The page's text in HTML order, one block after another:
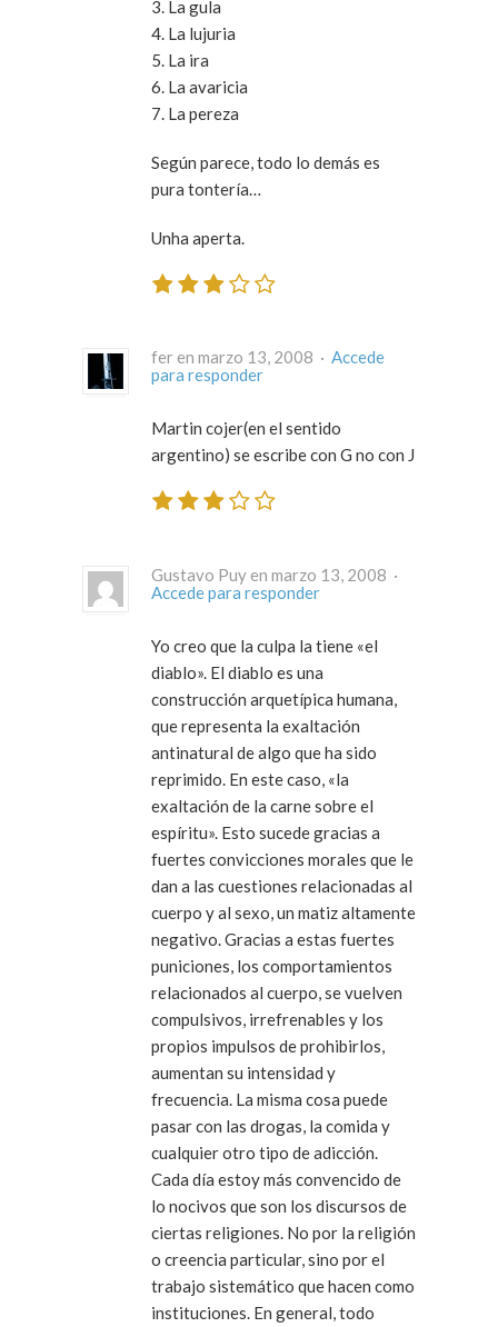
3. La gula
4. La lujuria
5. La ira
6. La avaricia
7. La pereza
Según parece, todo lo demás es
pura tontería…
Unha aperta.
fer en marzo 13, 2008 · Accede
para responder
Martin cojer(en el sentido
argentino) se escribe con G no con J
Gustavo Puy en marzo 13, 2008 ·
Accede para responder
Yo creo que la culpa la tiene «el
diablo». El diablo es una
construcción arquetípica humana,
que representa la exaltación
antinatural de algo que ha sido
reprimido. En este caso, «la
exaltación de la carne sobre el
espíritu». Esto sucede gracias a
fuertes convicciones morales que le
dan a las cuestiones relacionadas al
cuerpo y al sexo, un matiz altamente
negativo. Gracias a estas fuertes
puniciones, los comportamientos
relacionados al cuerpo, se vuelven
compulsivos, irrefrenables y los
propios impulsos de prohibirlos,
aumentan su intensidad y
frecuencia. La misma cosa puede
pasar con las drogas, la comida y
cualquier otro tipo de adicción.
Cada día estoy más convencido de
lo nocivos que son los discursos de
ciertas religiones. No por la religión
o creencia particular, sino por el
trabajo sistemático que hacen como
instituciones. En general, todo